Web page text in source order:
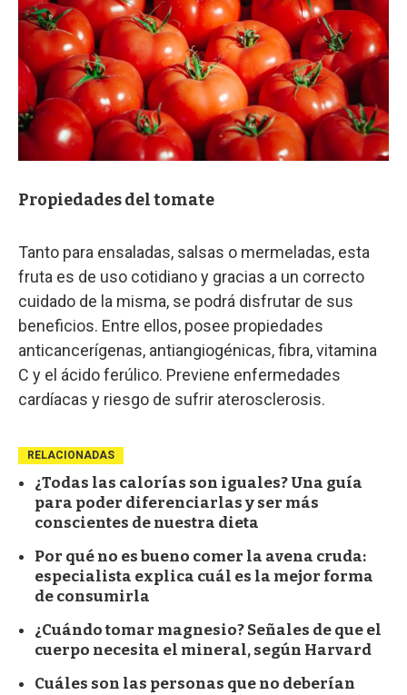
Propiedades del tomate
Tanto para ensaladas, salsas o mermeladas, esta
fruta es de uso cotidiano y gracias a un correcto
cuidado de la misma, se podrá disfrutar de sus
beneficios. Entre ellos, posee propiedades
anticancerígenas, antiangiogénicas, fibra, vitamina
C y el ácido ferúlico. Previene enfermedades
cardíacas y riesgo de sufrir aterosclerosis.
RELACIONADAS
¿Todas las calorías son iguales? Una guía
para poder diferenciarlas y ser más
conscientes de nuestra dieta
Por qué no es bueno comer la avena cruda:
especialista explica cuál es la mejor forma
de consumirla
¿Cuándo tomar magnesio? Señales de que el
cuerpo necesita el mineral, según Harvard
Cuáles son las personas que no deberían